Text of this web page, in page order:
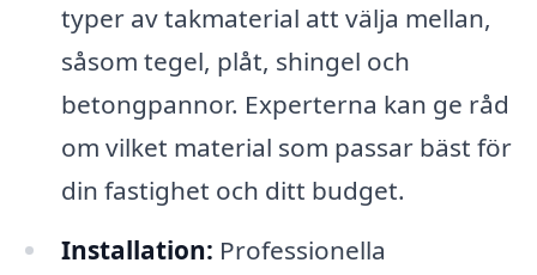
typer av takmaterial att välja mellan,
såsom tegel, plåt, shingel och
betongpannor. Experterna kan ge råd
om vilket material som passar bäst för
din fastighet och ditt budget.
Installation: Professionella